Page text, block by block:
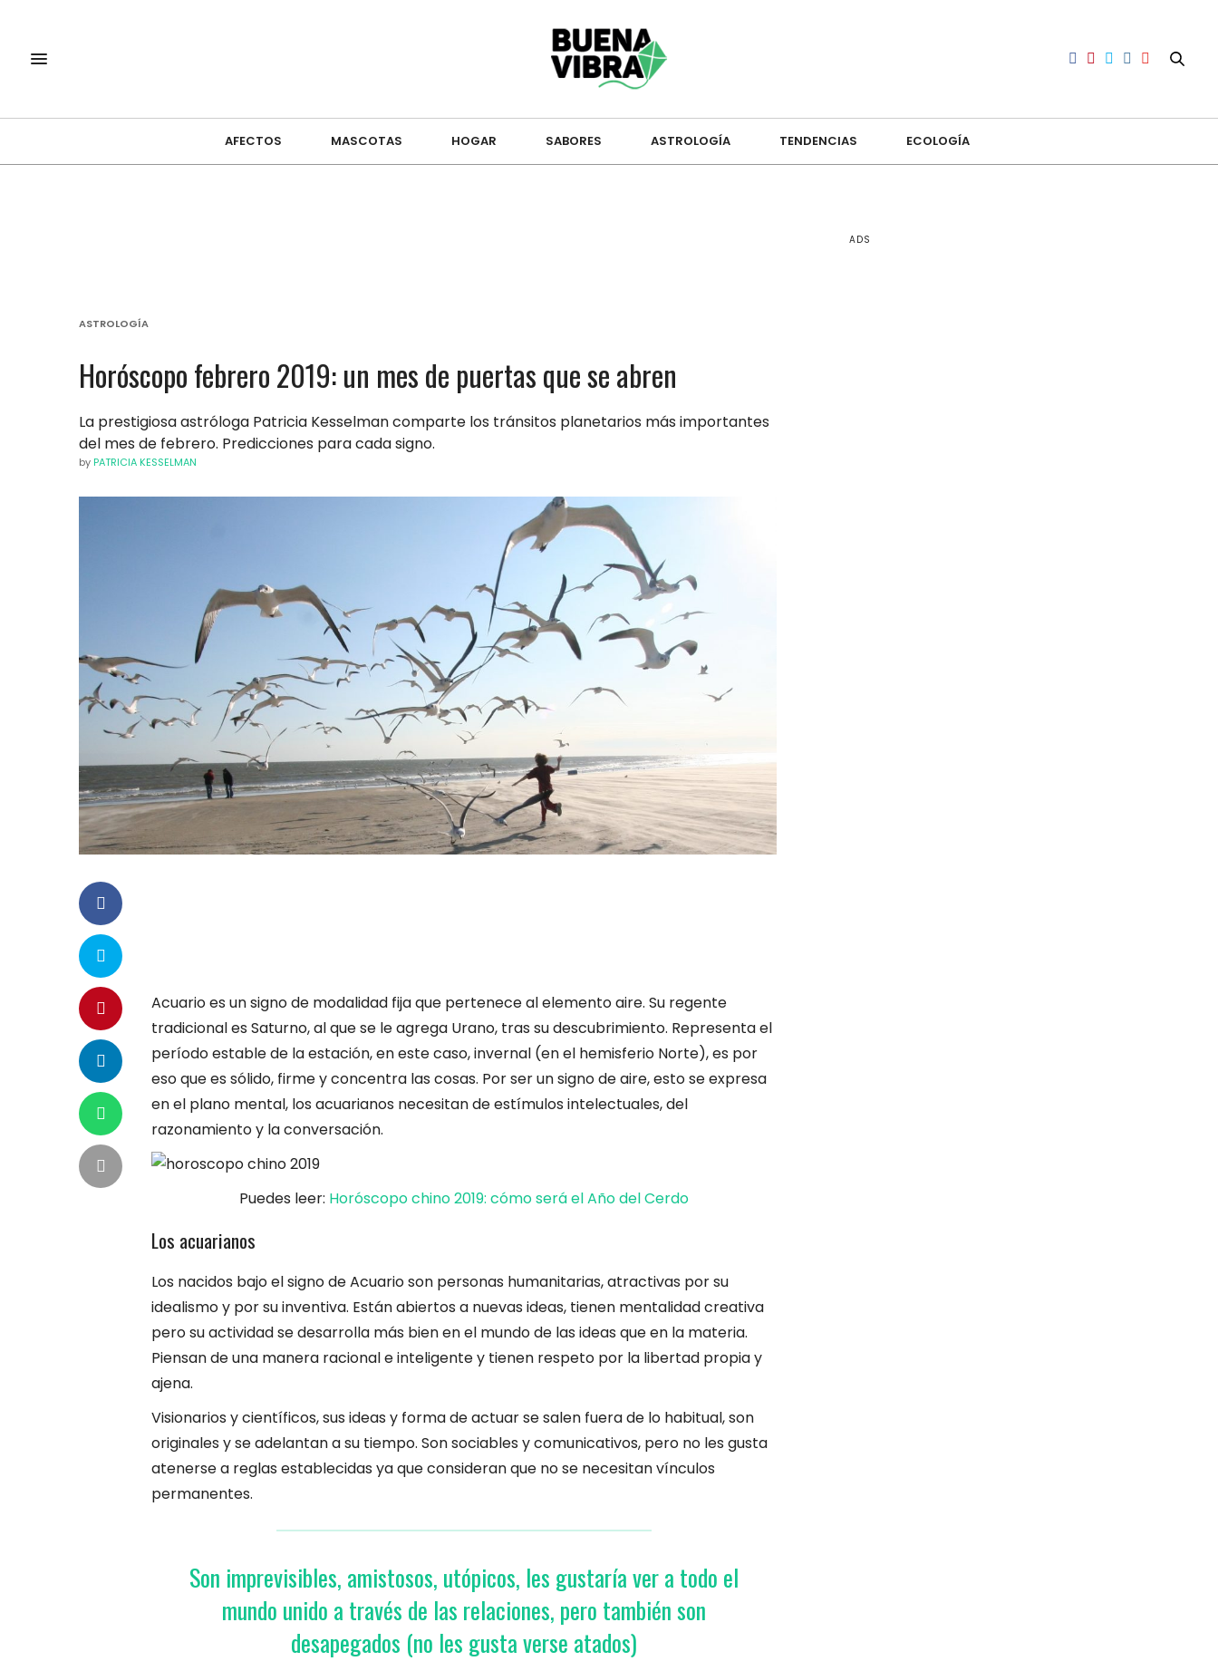
AFECTOS MASCOTAS HOGAR SABORES ASTROLOGÍA TENDENCIAS ECOLOGÍA
ASTROLOGÍA
Horóscopo febrero 2019: un mes de puertas que se abren
La prestigiosa astróloga Patricia Kesselman comparte los tránsitos planetarios más importantes
del mes de febrero. Predicciones para cada signo.
by PATRICIA KESSELMAN
Acuario es un signo de modalidad fija que pertenece al elemento aire. Su regente
tradicional es Saturno, al que se le agrega Urano, tras su descubrimiento. Representa el
período estable de la estación, en este caso, invernal (en el hemisferio Norte), es por
eso que es sólido, firme y concentra las cosas. Por ser un signo de aire, esto se expresa
en el plano mental, los acuarianos necesitan de estímulos intelectuales, del
razonamiento y la conversación.
Puedes leer: Horóscopo chino 2019: cómo será el Año del Cerdo
Los acuarianos
Los nacidos bajo el signo de Acuario son personas humanitarias, atractivas por su
idealismo y por su inventiva. Están abiertos a nuevas ideas, tienen mentalidad creativa
pero su actividad se desarrolla más bien en el mundo de las ideas que en la materia.
Piensan de una manera racional e inteligente y tienen respeto por la libertad propia y
ajena.
Visionarios y científicos, sus ideas y forma de actuar se salen fuera de lo habitual, son
originales y se adelantan a su tiempo. Son sociables y comunicativos, pero no les gusta
atenerse a reglas establecidas ya que consideran que no se necesitan vínculos
permanentes.
Son imprevisibles, amistosos, utópicos, les gustaría ver a todo el
mundo unido a través de las relaciones, pero también son
desapegados (no les gusta verse atados)
ADS